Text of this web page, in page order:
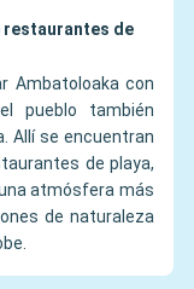
restaurantes de
Ambatoloaka con
pueblo también
Allí se encuentran
de playa,
atmósfera más
de naturaleza